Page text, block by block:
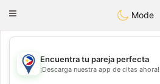
Philippines
Toggle
Mode
💖
Encuentra tu pareja perfecta
¡Descarga nuestra app de citas ahora!